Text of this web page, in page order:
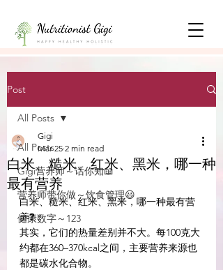
Post
All Posts
Gigi营养师～话你知📖
营养师带你做～饮食管理😃
健康数字～123
All Posts
白米、糙米、红米、黑米，哪一种
最有营养
Gigi
Mar 25 2 min read
白米、糙米、红米、黑米，哪一种最有营
养❓
其实，它们的热量差别并不大。每100克大
约都在360–370kcal之间，主要营养来源也
都是碳水化合物。